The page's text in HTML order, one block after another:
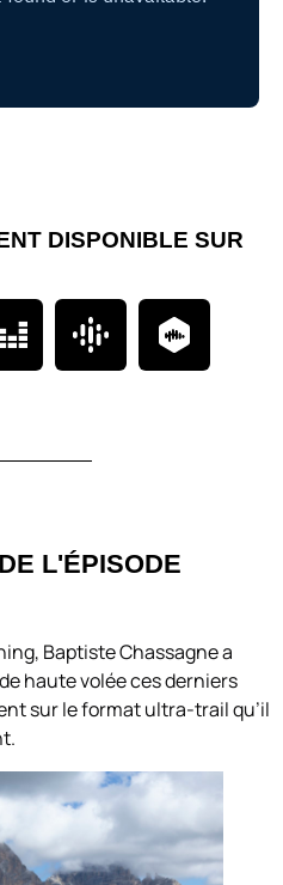
DISPONIBLE SUR
L'ÉPISODE
Baptiste Chassagne a
haute volée ces derniers
sur le format ultra-trail qu’il